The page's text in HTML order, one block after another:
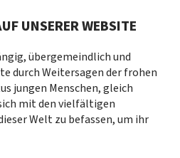
UNSERER WEBSITE
übergemeindlich und
durch Weitersagen der frohen
jungen Menschen, gleich
mit den vielfältigen
Welt zu befassen, um ihr